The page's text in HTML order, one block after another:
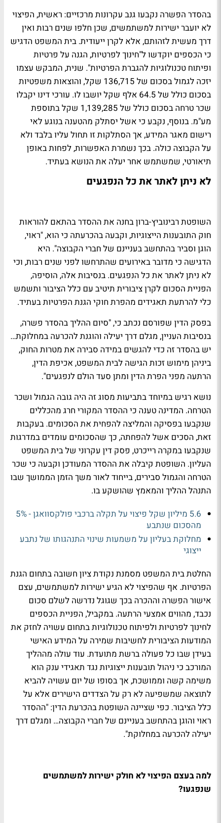
בהסדר הפשרה נקבעו גנב עקרונות מרכזיים: ראשית, הפיצוי
לא יועבר ישירות למשתמשים, שכן חלפו שנים רבות ואין
דרך מעשית לזהותם, אלא לקרן ייעודית. בית המשפט הדגיש
כי הכספים יוקדשו ל"חינוך לפרטיות, הגנה על פרטיות
ופיתוח טכנולוגיות להגברת הפרטיות". שנית, המבקש עצמו
יזכה לגמול בסכום של 136,715 שקל, והוצאות משפטיות
בסכום כולל של 64.5 אלף שקל יושבו לו. עורכי דינו יקבלו
שכר טרחה בסכום כולל של 1,139,285 שקל בתוספת
מע"מ. בנוסף, נקבע כי אשל יסתלק מהטענה בנוגע לאי
רישום מאגר המידע, אך הסתלקות זו תחול עליו בלבד ולא
על הקבוצה כולה. בכך נשמרת האפשרות, לפחות באופן
תיאורטי, שמשתמש אחר יעלה את הנושא בעתיד.
לא ניתן לאתר את כל הנפגעים
השופטת רבינוביץ-ברון בחנה את ההסדר בהתאם להוראות
חוק התובענות הייצוגיות, וקבעה בהכרעתה כי הוא, "ראוי,
הוגן וסביר בהתחשב בעניינם של חברי הקבוצה". היא
הדגישה כי מדובר באירועים שהתרחשו לפני שנים רבות, וכי
לא ניתן לאתר את כל הנפגעים. בנסיבות אלה, הוסיפה,
הפניית הסכום לקרן ציבורית תיטיב עם כלל הציבור ותשמש
כלי להרתעת תאגידים מהפרת חוקי הגנת הפרטיות בעתיד.
בפסק הדין שפורסם נכתב כי, "סיום ההליך בהסדר פשרה,
בנסיבות העניין, מגלם דרך יעילה והוגנת להכרעה במחלוקת…
יש בהסדר זה כדי להגשים במידה סבירה את מטרות החוק,
ביניהן מימוש זכות הגישה לבית המשפט, אכיפת הדין,
הרתעה מפני הפרת הדין ומתן סעד הולם לנפגעים".
נושא רגיש במיוחד בתביעות מסוג זה היה גובה הגמול ושכר
הטרחה. המדינה טענה כי ההסדר המקורי חרג מהכללים
שנקבעו בפסיקה והמליצה להפחית את הסכומים. בעקבות
זאת, הסכים אשל להפחתה, כך שהסכומים עומדים במדרגות
שנקבעו במקרה רייכרט, פסק דין עקרוני של בית המשפט
העליון. השופטת קיבלה את ההסדר המעודכן וקבעה כי שכר
הטרחה והגמול סבירים, בייחוד לאור משך הזמן הממושך שבו
התנהל ההליך והמאמץ שהושקע בו.
5.6 מיליון שקל פיצוי על תקלה ברכבי פולקסוואגן - 5%
מהסכום שנתבע
מחלוקת בעליון על משמעות שינוי התנהגותו של נתבע
ייצוגי
החלטת בית המשפט מסמנת נקודת ציון חשובה בתחום הגנת
הפרטיות. אף שהפיצוי לא הגיע ישירות למשתמשים, עצם
אישור הפשרה וההכרה בכך שגוגל נדרשה לשלם סכום
נכבד, מהווים אמצעי הרתעה. במקביל, הפניית הכספים
לחינוך לפרטיות ולפיתוח טכנולוגיות בתחום עשויה לחזק את
המודעות הציבורית לחשיבות שמירה על המידע האישי
בעידן שבו כל פעולה ברשת מתועדת. עוד עולה מההליך
המורכב כי ניהול תובענות ייצוגיות נגד תאגידי ענק הוא
משימה קשה וממושכת, אך בסופו של יום עשויה להביא
לתוצאה שמשפיעה לא רק על הצדדים הישירים אלא על
כלל הציבור. כפי שציינה השופטת בהכרעת הדין: "ההסדר
ראוי והוגן בהתחשב בעניינם של חברי הקבוצה… ומגלם דרך
יעילה להכרעה במחלוקת".
למה בעצם הפיצוי לא חולק ישירות למשתמשים
שנפגעו?